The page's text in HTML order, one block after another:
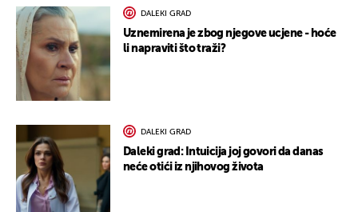
DALEKI GRAD
Uznemirena je zbog njegove ucjene - hoće
li napraviti što traži?
DALEKI GRAD
Daleki grad: Intuicija joj govori da danas
neće otići iz njihovog života